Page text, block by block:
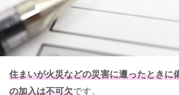
住まいが火災などの災害に遭ったときに
の加入は不可欠です。